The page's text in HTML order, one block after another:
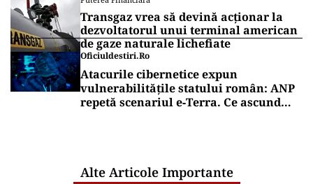
Transgaz vrea să devină acționar la
dezvoltatorul unui terminal american
de gaze naturale lichefiate
Oficiuldestiri.ro
Atacurile cibernetice expun
vulnerabilitățile statului român: ANP
repetă scenariul e‑Terra. Ce ascund
Alte Articole Importante